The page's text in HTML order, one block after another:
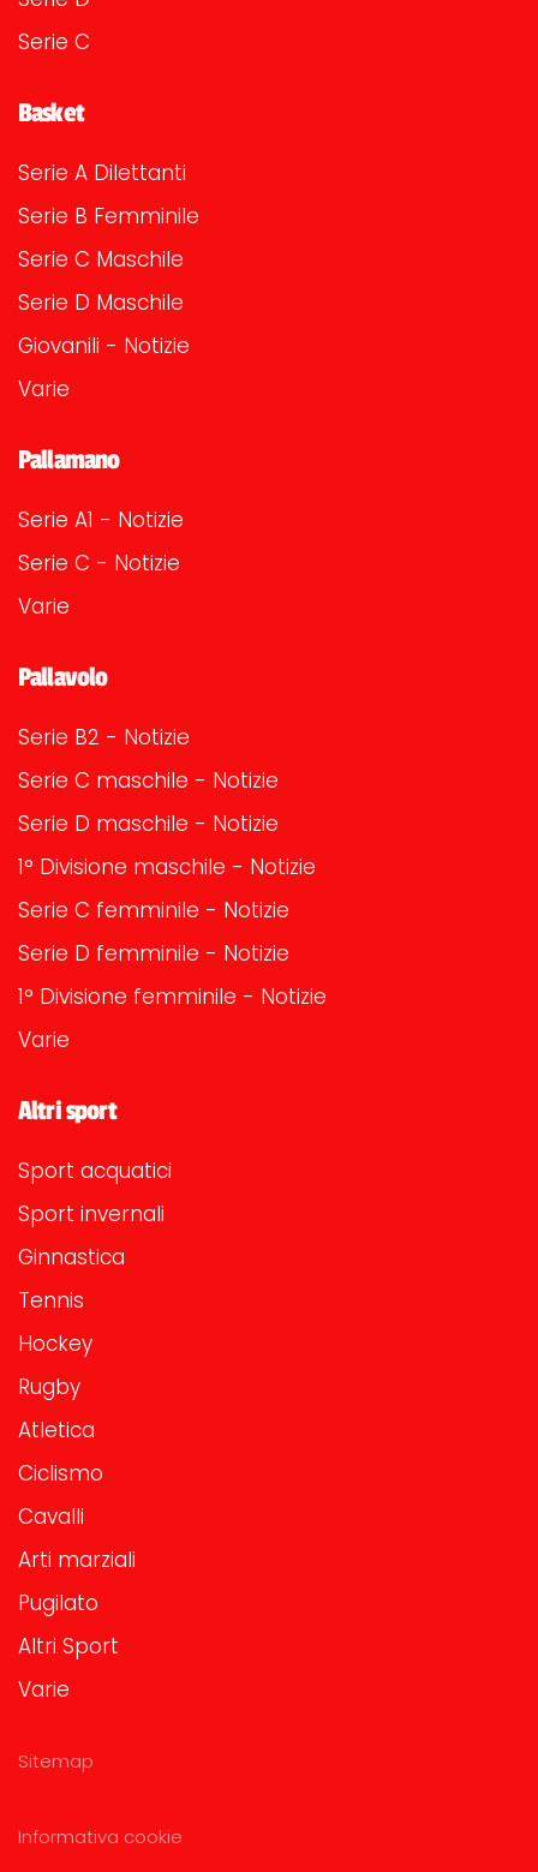
Serie C
Basket
Serie A Dilettanti
Serie B Femminile
Serie C Maschile
Serie D Maschile
Giovanili - Notizie
Varie
Pallamano
Serie A1 - Notizie
Serie C - Notizie
Varie
Pallavolo
Serie B2 - Notizie
Serie C maschile - Notizie
Serie D maschile - Notizie
1° Divisione maschile - Notizie
Serie C femminile - Notizie
Serie D femminile - Notizie
1° Divisione femminile - Notizie
Varie
Altri sport
Sport acquatici
Sport invernali
Ginnastica
Tennis
Hockey
Rugby
Atletica
Ciclismo
Cavalli
Arti marziali
Pugilato
Altri Sport
Varie
Sitemap
Informativa cookie